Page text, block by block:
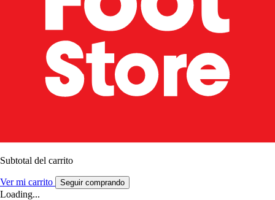
Subtotal del carrito
Ver mi carrito Seguir comprando
Loading...